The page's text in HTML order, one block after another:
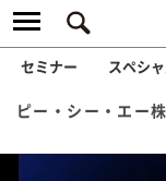
セミナー スペシ
ピー・シー・エー